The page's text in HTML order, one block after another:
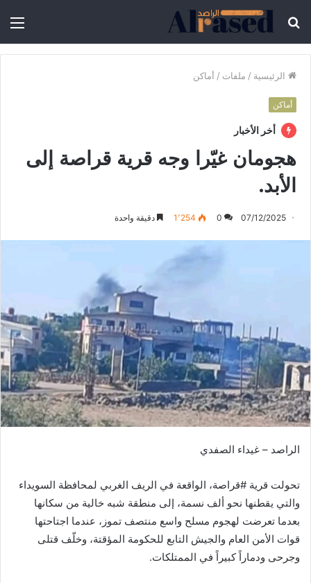
الرئيسية / ملفات / أماكن
أماكن
أخر الأخبار
هجومان غيّرا وجه قرية قراصة إلى
الأبد.
07/12/2025
0 1٬254 دقيقة واحدة
الراصد – غيداء الصفدي
تحولت قرية #قراصة، الواقعة في الريف الغربي لمحافظة السويداء
والتي يقطنها نحو ألف نسمة، إلى منطقة شبه خالية من سكانها
بعدما تعرضت لهجوم مسلح واسع منتصف تموز، عندما اجتاحتها
قوات الأمن العام والجيش التابع للحكومة المؤقتة، وخلّف قتلى
وجرحى ودماراً كبيراً في الممتلكات.